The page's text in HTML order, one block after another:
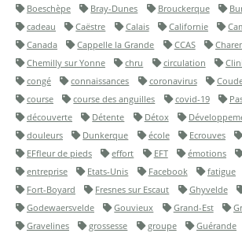
Boeschèpe
Bray-Dunes Brouckerque
cadeau
Caëstre Calais Californie
Canada
Cappelle la Grande CCAS
Chemilly sur Yonne
chru circulation
congé
connaissances coronavirus
course
course des anguilles covid-19
découverte
Détente Détox
douleurs
Dunkerque école Ecrouves
EFfleur de pieds
effort EFT émotions
entreprise
Etats-Unis Facebook fatigue
Fort-Boyard
Fresnes sur Escaut Ghyvelde
Godewaersvelde
Gouvieux Grand-Est
Gravelines
grossesse groupe Guérande